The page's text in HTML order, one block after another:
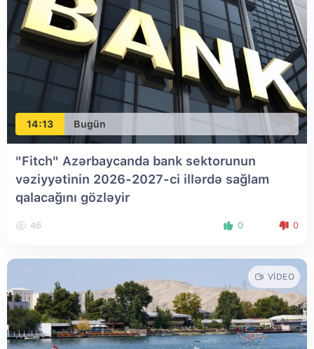
14:13 Bugün
"Fitch" Azərbaycanda bank sektorunun
vəziyyətinin 2026-2027-ci illərdə sağlam
qalacağını gözləyir
46 0 0
VIDEO